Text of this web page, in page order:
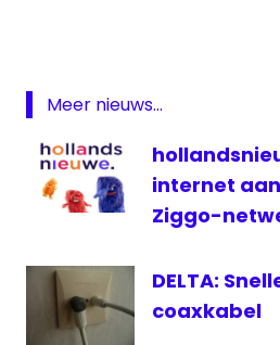
IPTV
mediaspelers
televisie
Meer nieuws...
internet
Ziggo-
DELTA:
coaxkabel